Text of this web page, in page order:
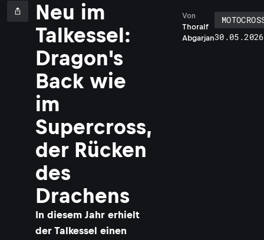
Neu im
Talkessel:
Dragon's
Back wie
im
Supercross,
der Rücken
des
Drachens
In diesem Jahr erhielt
der Talkessel einen
Thoralf
Abgarjan
Von